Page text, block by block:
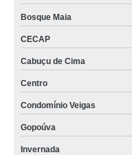
Bosque Maia
CECAP
Cabuçu de Cima
Centro
Condomínio Veigas
Gopoúva
Invernada